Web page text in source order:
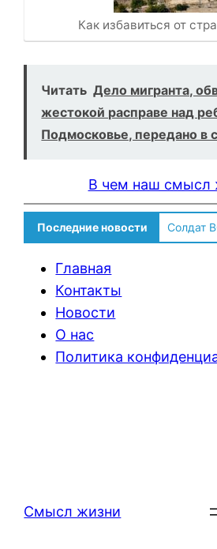
Как избавиться от
Читать Дело мигранта,
жестокой расправе над
Подмосковье, передано в
В чем наш смысл
Последние новости
Главная
Контакты
Новости
О нас
Политика
Смысл жизни